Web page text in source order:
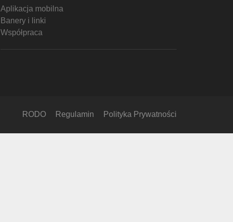
Aplikacja mobilna
Banery i linki
Współpraca
RODO Regulamin Polityka Prywatności